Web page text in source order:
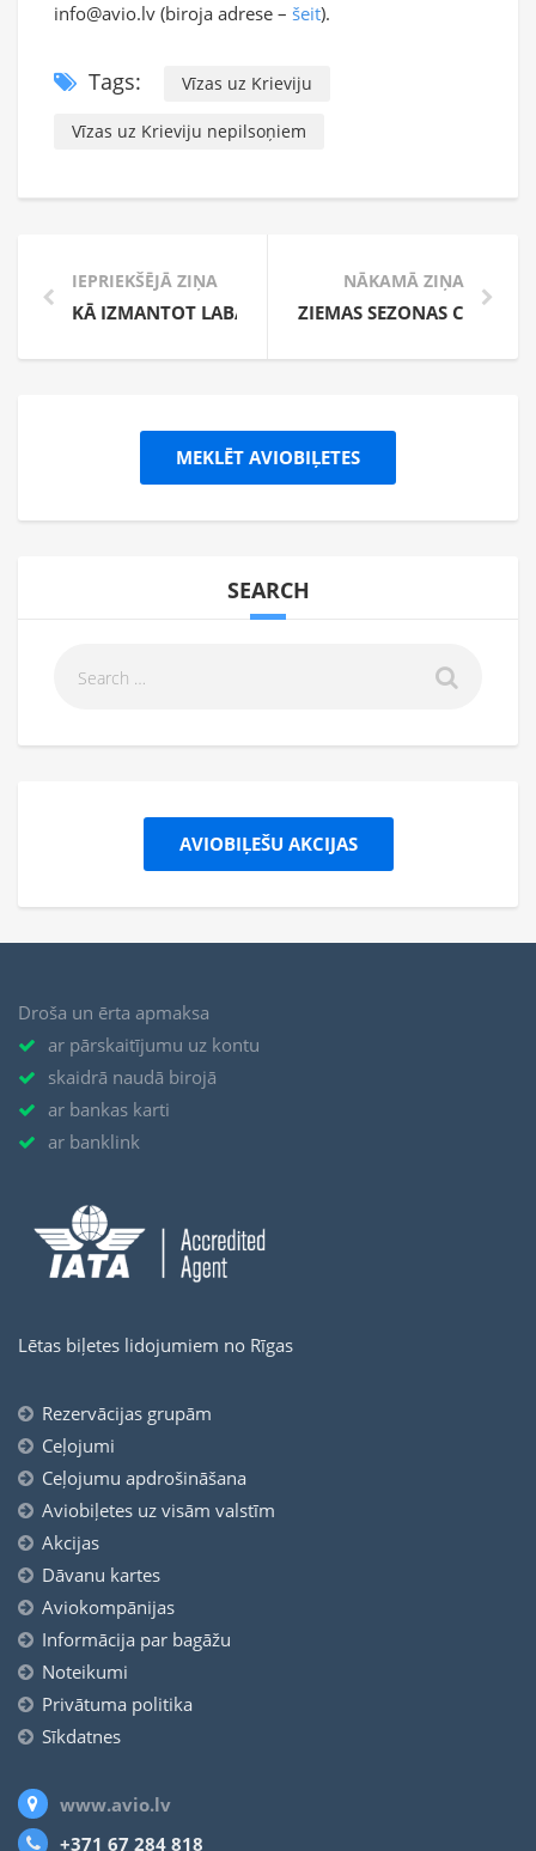
info@avio.lv (biroja adrese – šeit).
Tags: Vīzas uz Krieviju
Vīzas uz Krieviju nepilsoņiem
IEPRIEKŠĒJĀ ZIŅA
KĀ IZMANTOT LABĀKO CENU MEKLĒTĀJU?
NĀKAMĀ ZIŅA
ZIEMAS SEZONAS
MEKLĒT AVIOBIĻETES
SEARCH
AVIOBIĻEŠU AKCIJAS
Droša un ērta apmaksa
ar pārskaitījumu uz kontu
skaidrā naudā birojā
ar bankas karti
ar banklink
Lētas biļetes lidojumiem no Rīgas
Rezervācijas grupām
Ceļojumi
Ceļojumu apdrošināšana
Aviobiļetes uz visām valstīm
Akcijas
Dāvanu kartes
Aviokompānijas
Informācija par bagāžu
Noteikumi
Privātuma politika
Sīkdatnes
www.avio.lv
+371 67 284 818